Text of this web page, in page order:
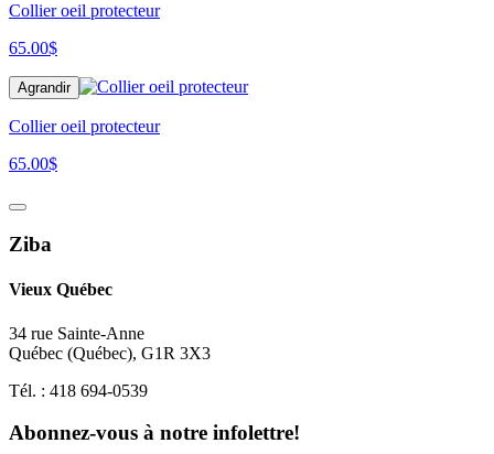
Collier oeil protecteur
65.00$
Agrandir
Collier oeil protecteur
65.00$
Ziba
Vieux Québec
34 rue Sainte-Anne
Québec (Québec), G1R 3X3
Tél. : 418 694-0539
Abonnez-vous à notre infolettre!